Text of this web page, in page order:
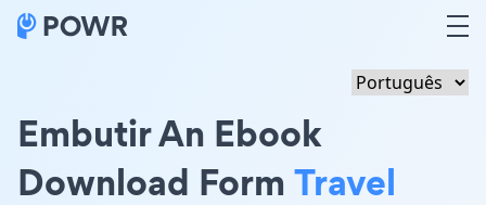
Embutir An Ebook
Download Form Travel